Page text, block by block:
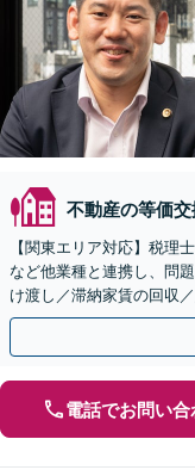
不動産の等価交
【関東エリア対応】税理
など他業種と連携し、問
け渡し／滞納家賃の回収
電話でお問い合